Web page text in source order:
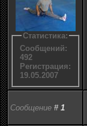
Статистика:
Сообщений:
492
Регистрация:
19.05.2007
Сообщение # 1